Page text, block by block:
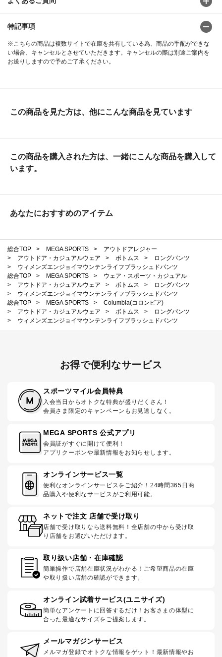
特記事項
※こちらの商品は複数サイトで在庫を共有している為、商品の手配ができな
い場合、キャンセルとさせていただきます。キャンセルの際は別途ご案内を
お送りしますので予めご了承ください。
この商品を見た方は、他にこんな商品を見ています
この商品を購入された方は、一緒にこんな商品を購入して
います。
あなたにおすすめのアイテム
総合TOP > MEGA SPORTS >
アウトドアレジャー
>
アウトドア・カジュアルウェア > ボトムス >
ロングパンツ
>
ウィメンズエンジョイマウンテンライフブラッシュドパンツ
総合TOP
> MEGA SPORTS >
ウェア・スポーツ・カジュアル
>
アウトドア・カジュアルウェア > ボトムス >
ロングパンツ
>
ウィメンズエンジョイマウンテンライフブラッシュドパンツ
総合TOP
> MEGA SPORTS >
Columbia(コロンビア)
>
アウトドア・カジュアルウェア > ボトムス >
ロングパンツ
>
ウィメンズエンジョイマウンテンライフブラッシュドパンツ
お得で便利なサービス
スポーツマイル会員特典
入会当日からオトクな特典が盛りだくさん！
会員さま限定のキャンペーンもお見逃しなく。
MEGA SPORTS 公式アプリ
会員証がすぐに開けて便利！
アプリクーポンや最新情報をお知らせします。
オンラインサービス一覧
便利なオンラインサービスをご紹介！24時間365日商
品購入や便利なサービスがご利用可能。
ネットで注文 店舗で受け取り
店舗で受け取りなら送料無料！全店舗の中から受け取
り店舗をお選びいただけます。
取り扱い店舗・在庫確認
簡単操作で店舗在庫状況がわかる！ご希望商品の在庫
や取り扱い店舗の確認ができます。
オンライン試着サービス(ユニサイズ)
簡単なアンケートに回答するだけ！お客さまの体型に
合った最適なサイズをご提案します。
メールマガジンサービス
メルマガ登録でオトクな情報をゲット！最新情報やお